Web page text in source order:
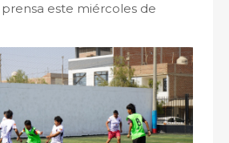
este miércoles de